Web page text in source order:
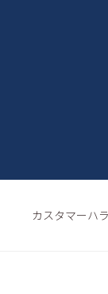
カスタマーハ